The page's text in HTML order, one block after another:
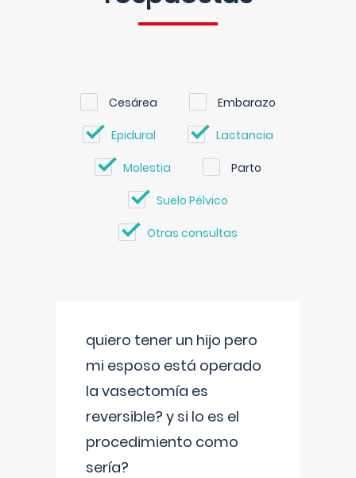
Cesárea Embarazo
Epidural Lactancia
Molestia Parto
Suelo Pélvico
Otras consultas
quiero tener un hijo pero
mi esposo está operado
la vasectomía es
reversible? y si lo es el
procedimiento como
sería?